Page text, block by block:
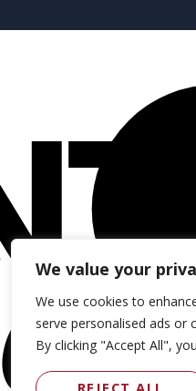
We value your
We use cookies to
serve personalised ads or
By clicking "Accept All",
REJECT ALL